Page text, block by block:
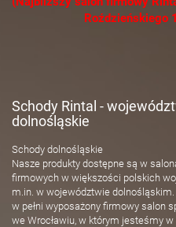
Roździeńskiego
Schody Rintal -
dolnośląskie
Schody dolnośląskie
Nasze produkty dostępne są w
firmowych w większości polskich
m.in. w województwie
w pełni wyposażony firmowy salon
we Wrocławiu, w którym jesteśmy